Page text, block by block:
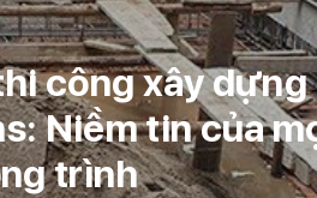
công xây dựng
Niềm tin của
trình